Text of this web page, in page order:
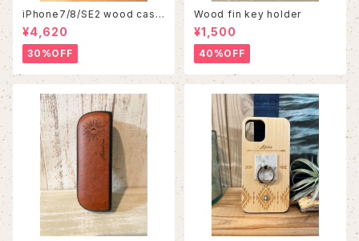
iPhone7/8/SE2 wood case
86
¥4,620
30%OFF
Wood fin key holder
¥1,500
40%OFF